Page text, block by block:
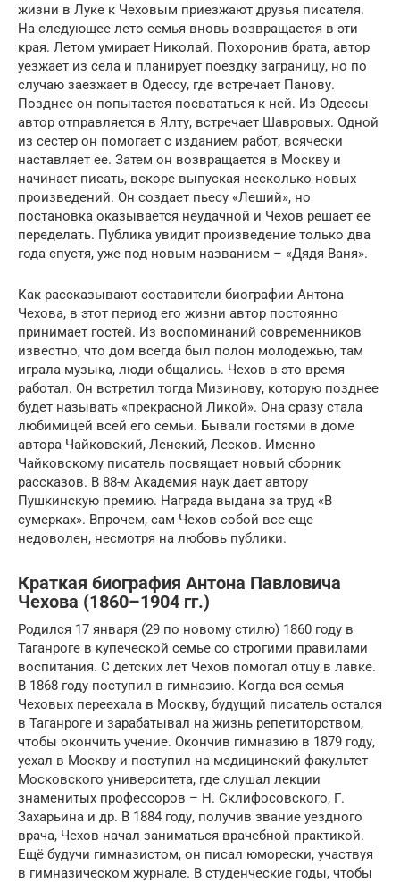
жизни в Луке к Чеховым приезжают друзья писателя.
На следующее лето семья вновь возвращается в эти
края. Летом умирает Николай. Похоронив брата, автор
уезжает из села и планирует поездку заграницу, но по
случаю заезжает в Одессу, где встречает Панову.
Позднее он попытается посвататься к ней. Из Одессы
автор отправляется в Ялту, встречает Шавровых. Одной
из сестер он помогает с изданием работ, всячески
наставляет ее. Затем он возвращается в Москву и
начинает писать, вскоре выпуская несколько новых
произведений. Он создает пьесу «Леший», но
постановка оказывается неудачной и Чехов решает ее
переделать. Публика увидит произведение только два
года спустя, уже под новым названием – «Дядя Ваня».
Как рассказывают составители биографии Антона
Чехова, в этот период его жизни автор постоянно
принимает гостей. Из воспоминаний современников
известно, что дом всегда был полон молодежью, там
играла музыка, люди общались. Чехов в это время
работал. Он встретил тогда Мизинову, которую позднее
будет называть «прекрасной Ликой». Она сразу стала
любимицей всей его семьи. Бывали гостями в доме
автора Чайковский, Ленский, Лесков. Именно
Чайковскому писатель посвящает новый сборник
рассказов. В 88-м Академия наук дает автору
Пушкинскую премию. Награда выдана за труд «В
сумерках». Впрочем, сам Чехов собой все еще
недоволен, несмотря на любовь публики.
Краткая биография Антона Павловича
Чехова (1860–1904 гг.)
Родился 17 января (29 по новому стилю) 1860 году в
Таганроге в купеческой семье со строгими правилами
воспитания. С детских лет Чехов помогал отцу в лавке.
В 1868 году поступил в гимназию. Когда вся семья
Чеховых переехала в Москву, будущий писатель остался
в Таганроге и зарабатывал на жизнь репетиторством,
чтобы окончить учение. Окончив гимназию в 1879 году,
уехал в Москву и поступил на медицинский факультет
Московского университета, где слушал лекции
знаменитых профессоров – Н. Склифосовского, Г.
Захарьина и др. В 1884 году, получив звание уездного
врача, Чехов начал заниматься врачебной практикой.
Ещё будучи гимназистом, он писал юморески, участвуя
в гимназическом журнале. В студенческие годы, чтобы